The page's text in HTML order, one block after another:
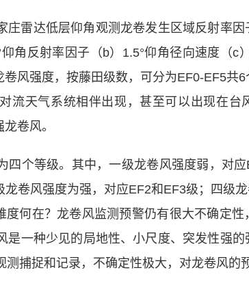
雷达低层仰角观测龙卷发生区域反射率因
角反射率因子（b）1.5°仰角径向速度（c
风强度，按藤田级数，可分为EF0-EF5共
流天气系统相伴出现，甚至可以出现在台
卷风。
个等级。其中，一级龙卷风强度弱，对应
卷风强度为强，对应EF2和EF3级；四级
度何在？龙卷风监测预警仍有很大不确定
是一种少见的局地性、小尺度、突发性强
捕捉和记录，不确定性极大，对龙卷风的